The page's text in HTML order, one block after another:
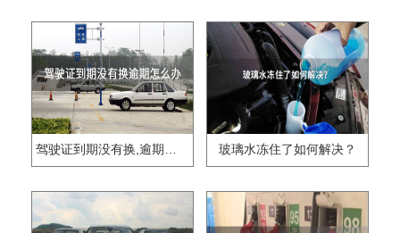
驾驶证到期没有换,逾期怎么办?? 玻璃水冻住了如何解决？